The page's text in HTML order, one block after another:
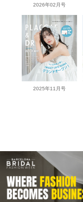
2026年02月号
2025年11月号